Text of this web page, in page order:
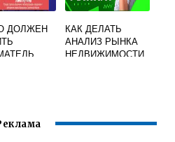
ДОЛЖЕН
КАК ДЕЛАТЬ
АНАЛИЗ РЫНКА
НЕДВИЖИМОСТИ